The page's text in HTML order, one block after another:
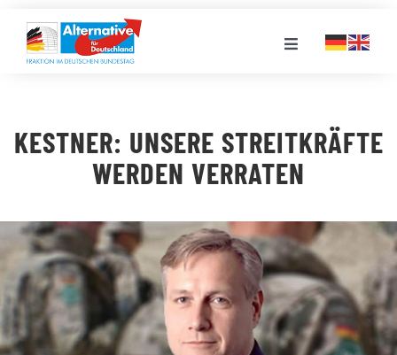
Inhalt
springen
Toggle
LANDESGRUPPEN
VERANSTALTUNGEN
PRESSE
STELLENPORTAL
KESTNER: UNSERE STREITKRÄFTE
WERDEN VERRATEN